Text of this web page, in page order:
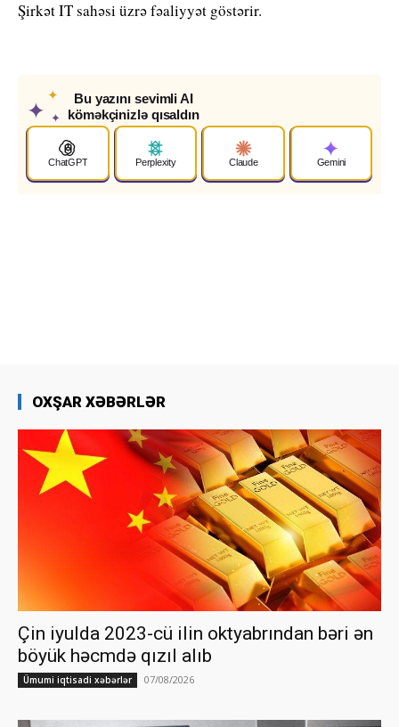
Şirkət IT sahəsi üzrə fəaliyyət göstərir.
✦
✦
✦
Bu yazını sevimli AI
köməkçinizlə qısaldın
ChatGPT Perplexity Claude Gemini
OXŞAR XƏBƏRLƏR
Çin iyulda 2023-cü ilin oktyabrından bəri ən
böyük həcmdə qızıl alıb
Ümumi iqtisadi xəbərlər 07/08/2026